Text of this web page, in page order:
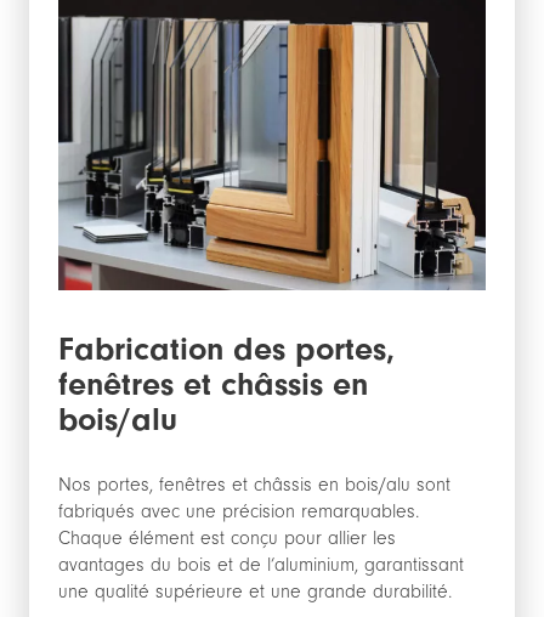
Fabrication des portes,
fenêtres et châssis en
bois/alu
Nos portes, fenêtres et châssis en bois/alu sont
fabriqués avec une précision remarquables.
Chaque élément est conçu pour allier les
avantages du bois et de l’aluminium, garantissant
une qualité supérieure et une grande durabilité.